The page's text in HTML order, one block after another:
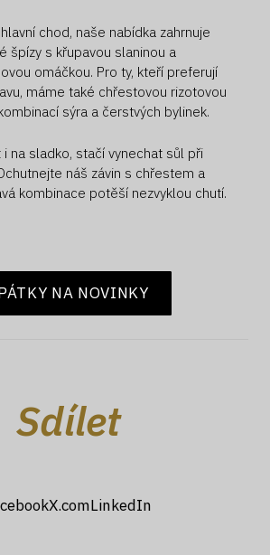
chod, naše nabídka zahrnuje
špízy s křupavou slaninou a
omáčkou. Pro ty, kteří preferují
máme také chřestovou rizotovou
sýra a čerstvých bylinek.
na sladko, stačí vynechat sůl při
náš závin s chřestem a
kombinace potěší nezvyklou chutí.
NA NOVINKY
Sdílet
X.comLinkedIn